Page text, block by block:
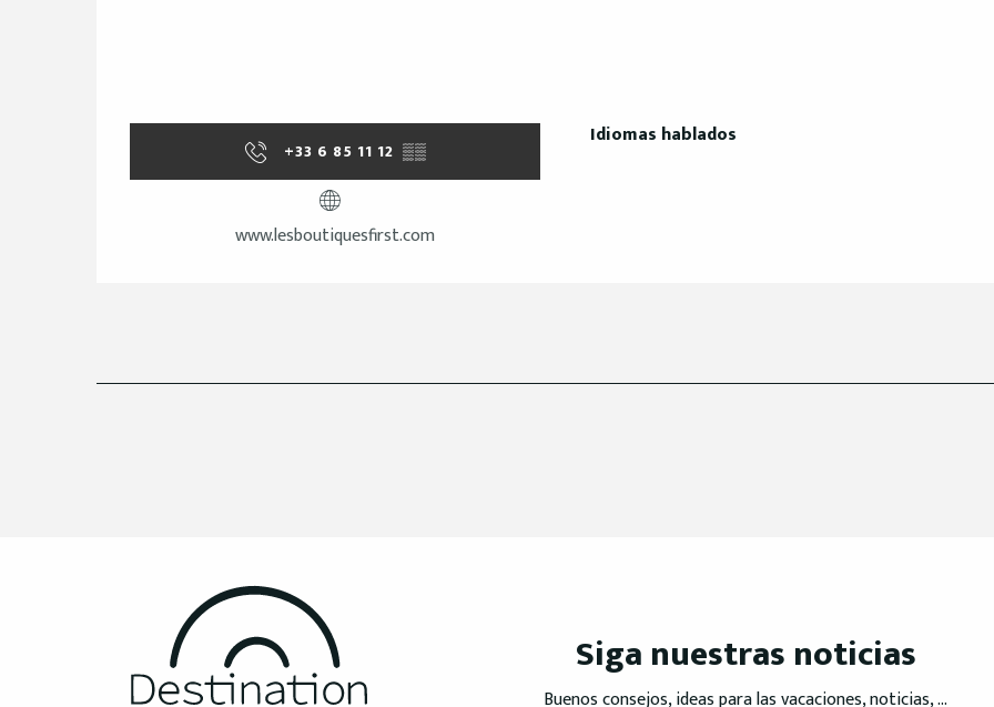
+33 6 85 11 12 ▒▒
www.lesboutiquesfirst.com
Idiomas hablados
Idiomas hablados
Siga nuestras noticias
Buenos consejos, ideas para las vacaciones, noticias, ...